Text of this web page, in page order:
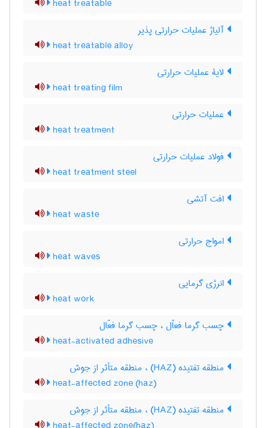
heat treatable
آلیاژ عملیات حرارتی پذیر
heat treatable alloy
لایۀ عملیات حرارتی
heat treating film
عملیات حرارتی
heat treatment
فولاد عملیات حرارتی
heat treatment steel
افت آتشی
heat waste
امواج حرارتی
heat waves
انرژی گرمایی
heat work
چسب گرما فعاّل ، چسب گرما فعّال
heat-activated adhesive
منطقه تفتیده (HAZ) ، منطقه متأثر از جوش
heat-affected zone (haz)
منطقه تفتیده (HAZ) ، منطقه متأثر از جوش